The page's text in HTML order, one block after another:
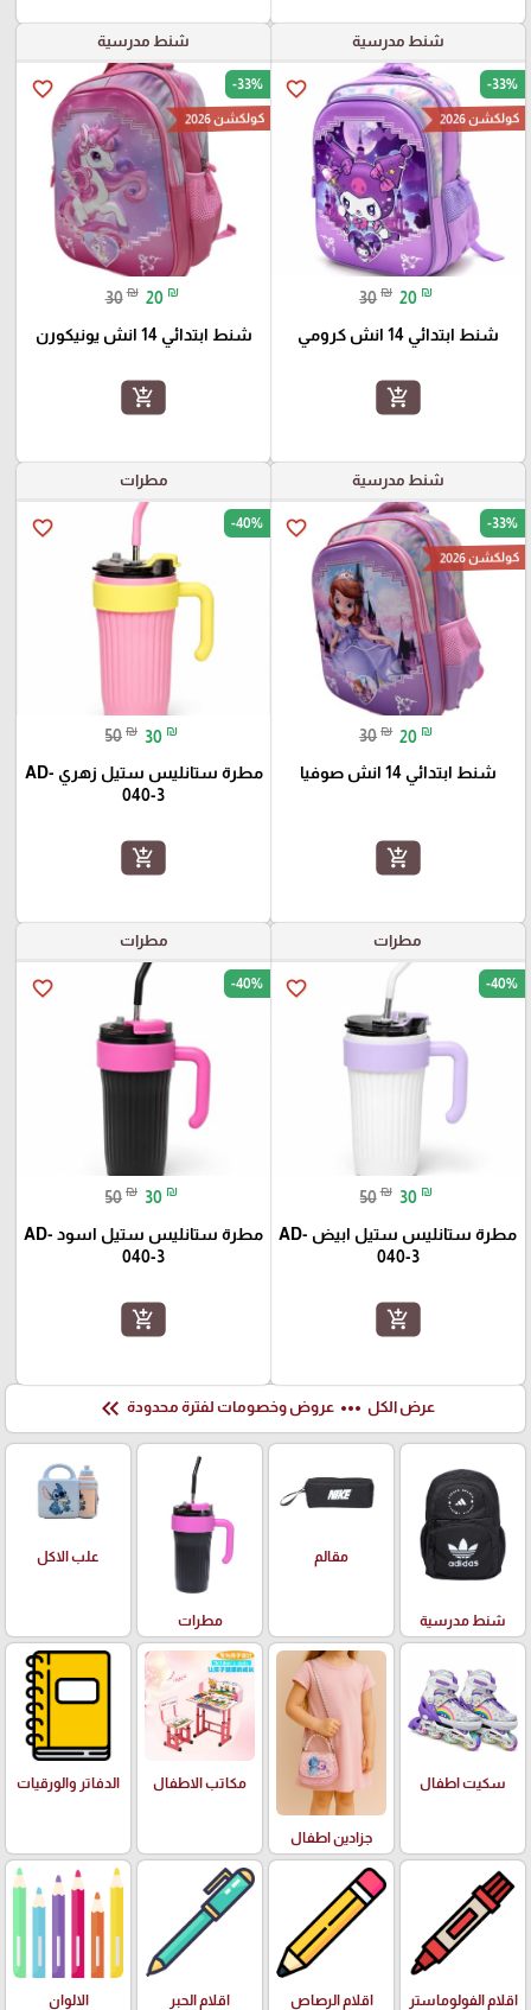
شنط مدرسية
favorite_border -33%
كولكشن 2026
30 ₪ 20 ₪
شنط ابتدائي 14 انش كرومي
add_shopping_cart
شنط مدرسية
favorite_border -33%
كولكشن 2026
30 ₪ 20 ₪
شنط ابتدائي 14 انش يونيكورن
add_shopping_cart
شنط مدرسية
favorite_border -33%
كولكشن 2026
30 ₪ 20 ₪
شنط ابتدائي 14 انش صوفيا
add_shopping_cart
مطرات
favorite_border -40%
50 ₪ 30 ₪
مطرة ستانليس ستيل زهري AD-
040-3
add_shopping_cart
مطرات
favorite_border -40%
50 ₪ 30 ₪
مطرة ستانليس ستيل ابيض AD-
040-3
add_shopping_cart
مطرات
favorite_border -40%
50 ₪ 30 ₪
مطرة ستانليس ستيل اسود AD-
040-3
add_shopping_cart
عرض الكل more_horiz عروض وخصومات لفترة محدودة keyboard_double_arrow_left
شنط مدرسية
مقالم
مطرات
علب الاكل
سكيت اطفال
جزادين اطفال
مكاتب الاطفال الدفاتر والورقيات
اقلام الفولوماستر
اقلام الرصاص اقلام الحبر الالوان